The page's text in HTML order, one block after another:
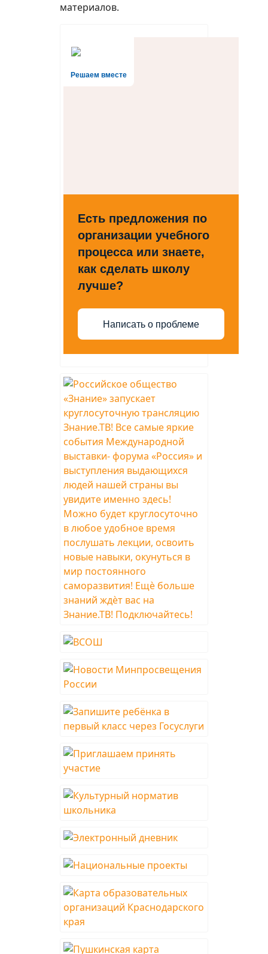
материалов.
Решаем вместе
Есть предложения по
организации учебного
процесса или знаете,
как сделать школу
лучше?
Написать о проблеме